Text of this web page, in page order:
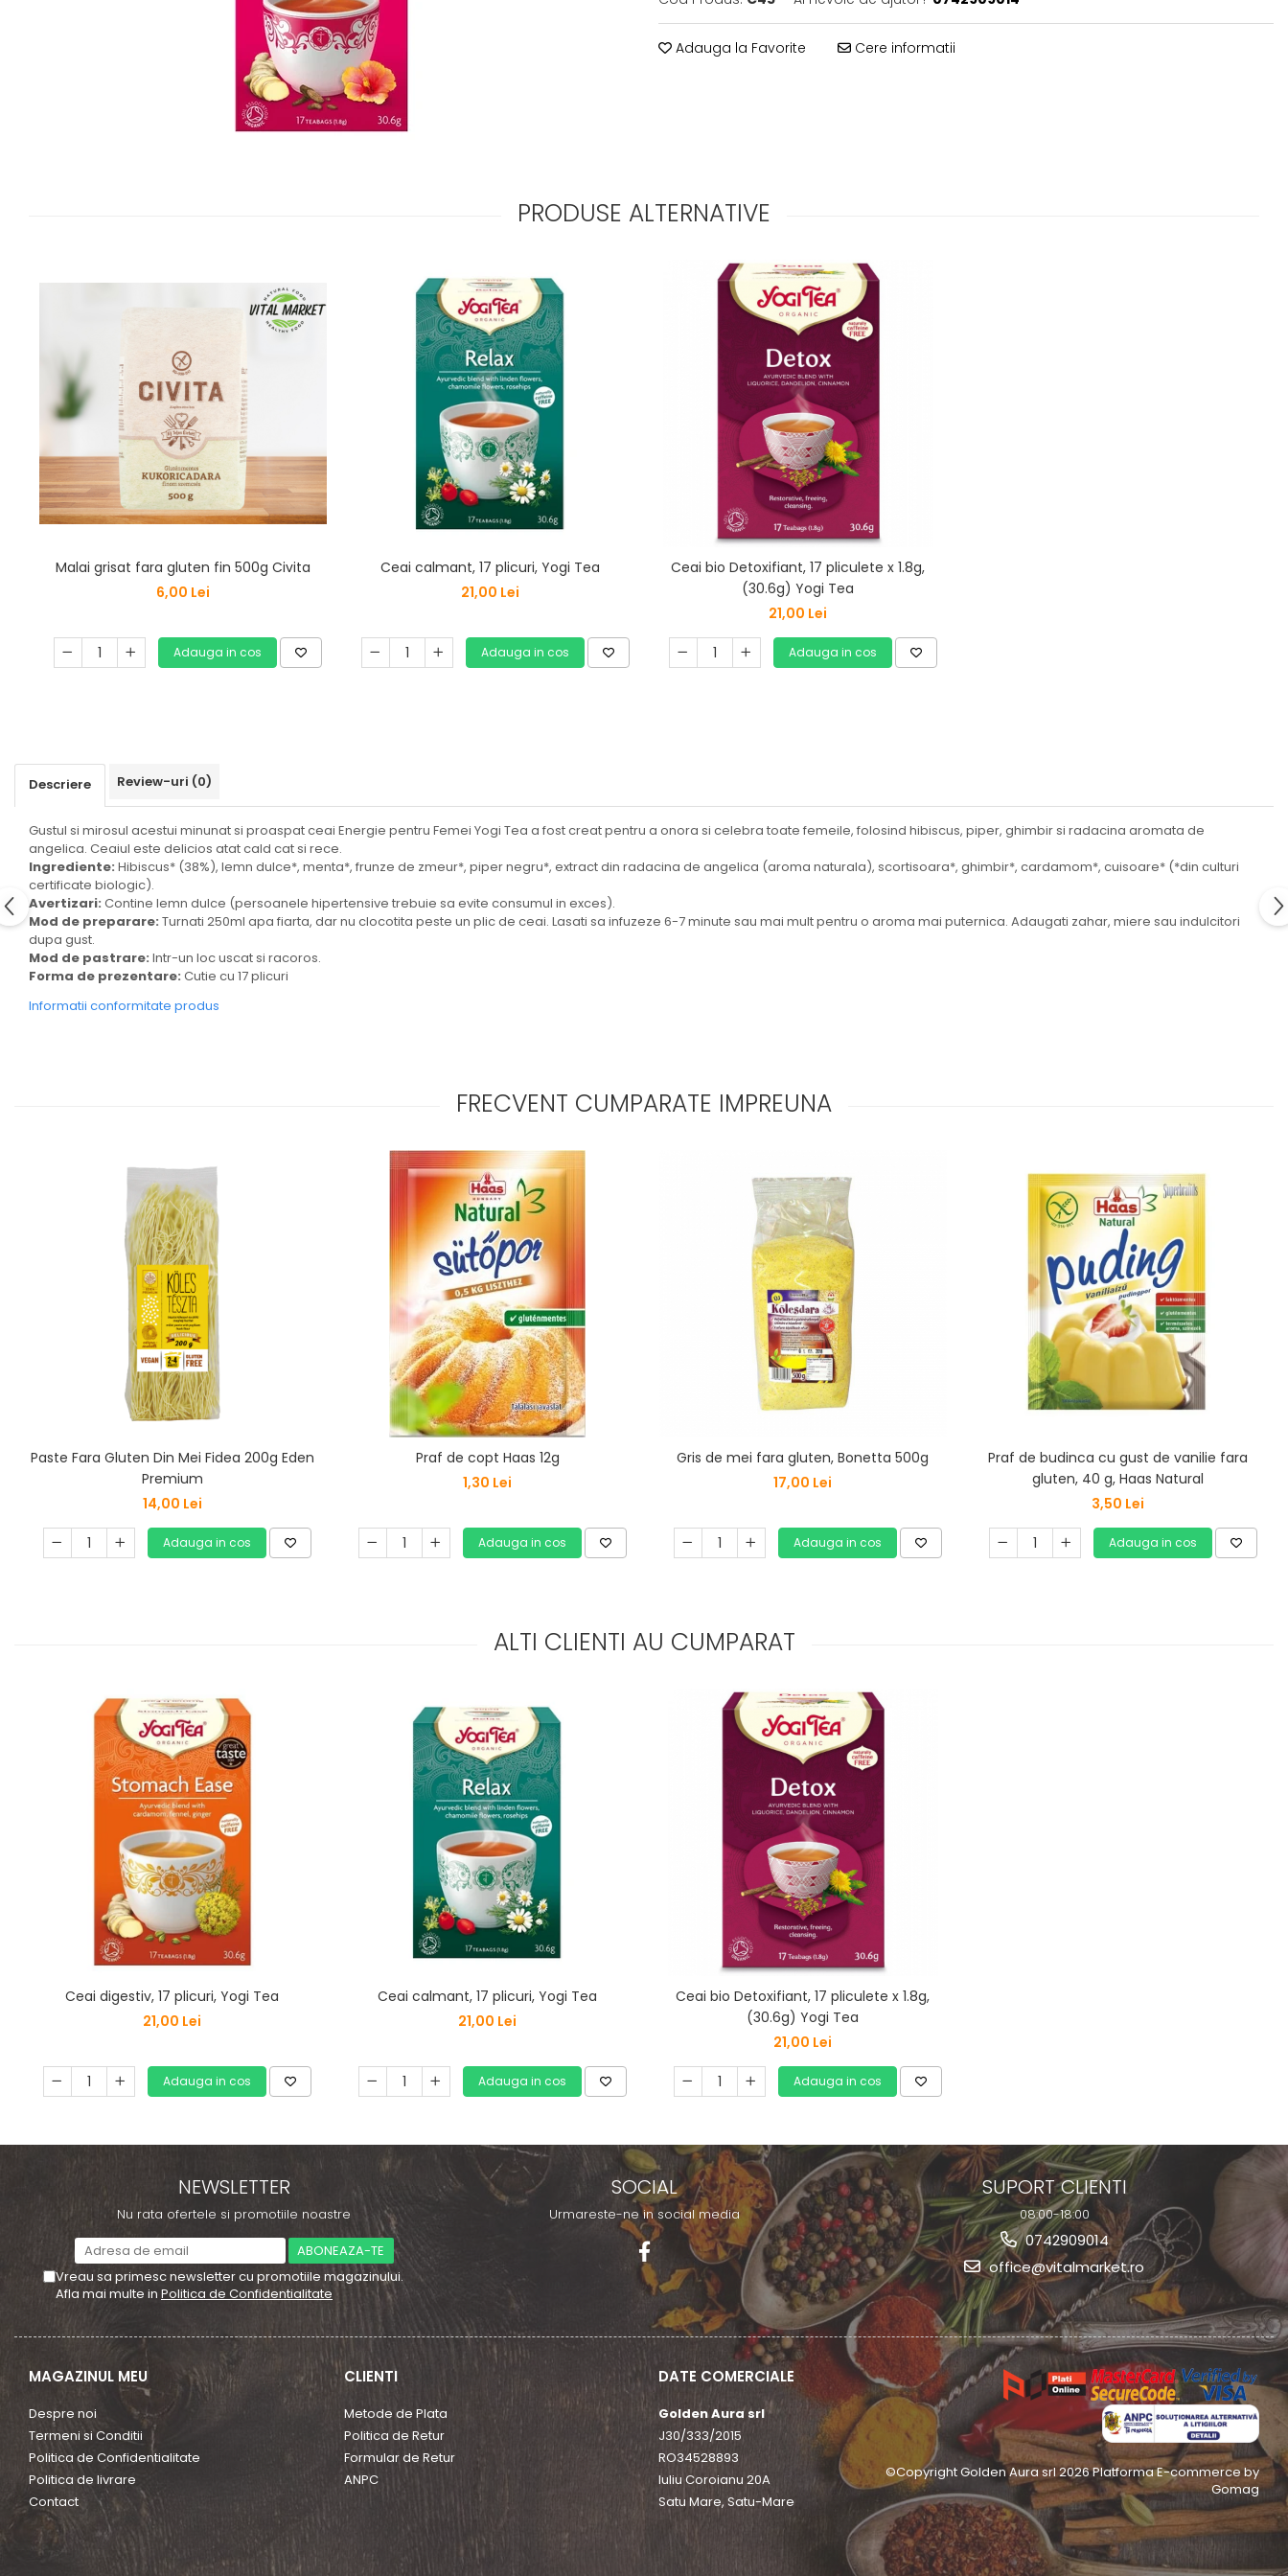
Adauga la Favorite Cere informatii
PRODUSE ALTERNATIVE
Malai grisat fara gluten fin 500g Civita
6,00 Lei
Adauga in cos
Ceai calmant, 17 plicuri, Yogi Tea
21,00 Lei
Adauga in cos
Ceai bio Detoxifiant, 17 pliculete x 1.8g,
(30.6g) Yogi Tea
21,00 Lei
Adauga in cos
Descriere Review-uri (0)
Gustul si mirosul acestui minunat si proaspat ceai Energie pentru Femei Yogi Tea a fost creat pentru a onora si celebra toate femeile, folosind hibiscus, piper, ghimbir si radacina aromata de
angelica. Ceaiul este delicios atat cald cat si rece.
Ingrediente: Hibiscus* (38%), lemn dulce*, menta*, frunze de zmeur*, piper negru*, extract din radacina de angelica (aroma naturala), scortisoara*, ghimbir*, cardamom*, cuisoare* (*din culturi
certificate biologic).
Avertizari: Contine lemn dulce (persoanele hipertensive trebuie sa evite consumul in exces).
Mod de preparare: Turnati 250ml apa fiarta, dar nu clocotita peste un plic de ceai. Lasati sa infuzeze 6-7 minute sau mai mult pentru o aroma mai puternica. Adaugati zahar, miere sau indulcitori
dupa gust.
Mod de pastrare: Intr-un loc uscat si racoros.
Forma de prezentare: Cutie cu 17 plicuri
Informatii conformitate produs
FRECVENT CUMPARATE IMPREUNA
Paste Fara Gluten Din Mei Fidea 200g Eden
Premium
14,00 Lei
Adauga in cos
Praf de copt Haas 12g
1,30 Lei
Adauga in cos
Gris de mei fara gluten, Bonetta 500g
17,00 Lei
Adauga in cos
Praf de budinca cu gust de vanilie fara
gluten, 40 g, Haas Natural
3,50 Lei
Adauga in cos
ALTI CLIENTI AU CUMPARAT
Ceai digestiv, 17 plicuri, Yogi Tea
21,00 Lei
Adauga in cos
Ceai calmant, 17 plicuri, Yogi Tea
21,00 Lei
Adauga in cos
Ceai bio Detoxifiant, 17 pliculete x 1.8g,
(30.6g) Yogi Tea
21,00 Lei
Adauga in cos
NEWSLETTER
Nu rata ofertele si promotiile noastre
Vreau sa primesc newsletter cu promotiile magazinului.
Afla mai multe in Politica de Confidentialitate
SOCIAL
Urmareste-ne in social media
SUPORT CLIENTI
08:00-18:00
0742909014
office@vitalmarket.ro
MAGAZINUL MEU
Despre noi
Termeni si Conditii
Politica de Confidentialitate
Politica de livrare
Contact
CLIENTI
Metode de Plata
Politica de Retur
Formular de Retur
ANPC
DATE COMERCIALE
Golden Aura srl
J30/333/2015
RO34528893
Iuliu Coroianu 20A
Satu Mare, Satu-Mare
©Copyright Golden Aura srl 2026Platforma E-commerce by
Gomag